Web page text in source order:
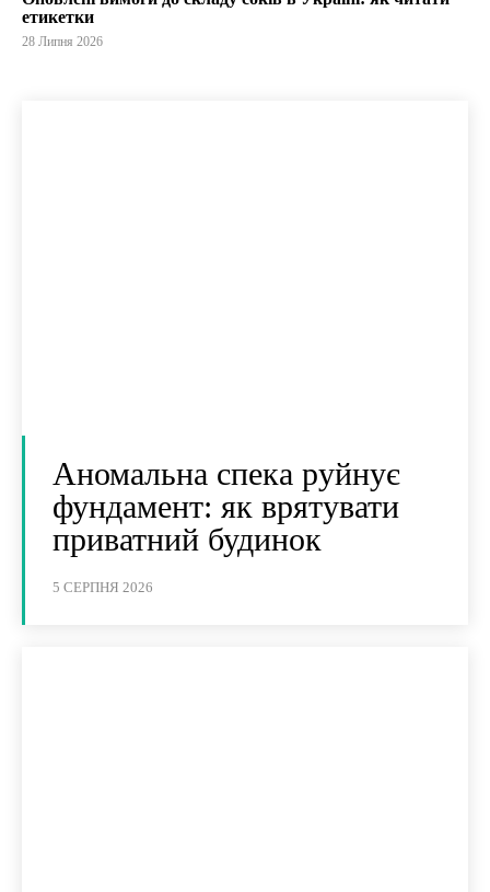
етикетки
28 Липня 2026
Аномальна спека руйнує
фундамент: як врятувати
приватний будинок
5 СЕРПНЯ 2026